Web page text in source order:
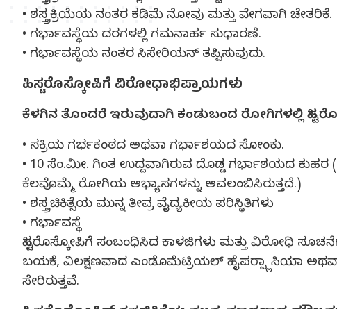
• ಶಸ್ತ್ರಕ್ರಿಯೆಯ ನಂತರ ಕಡಿಮೆ ನೋವು ಮತ್ತು ವೇಗವಾಗಿ ಚೇತರಿಕೆ.
• ಗರ್ಭಾವಸ್ಥೆಯ ದರಗಳಲ್ಲಿ ಗಮನಾರ್ಹ ಸುಧಾರಣೆ.
• ಗರ್ಭಾವಸ್ಥೆಯ ನಂತರ ಸಿಸೇರಿಯನ್ ತಪ್ಪಿಸುವುದು.
ಹಿಸ್ಟರೊಸ್ಕೋಪಿಗೆ ವಿರೋಧಾಭಿಪ್ರಾಯಗಳು
ಕೆಳಗಿನ ತೊಂದರೆ ಇರುವುದಾಗಿ ಕಂಡುಬಂದ ರೋಗಿಗಳಲ್ಲಿ
• ಸಕ್ರಿಯ ಗರ್ಭಕಂಠದ ಅಥವಾ ಗರ್ಭಾಶಯದ ಸೋಂಕು.
• 10 ಸೆಂ.ಮೀ. ಗಿಂತ ಉದ್ದವಾಗಿರುವ ದೊಡ್ಡ ಗರ್ಭಾಶಯದ
ಕೆಲವೊಮ್ಮೆ ರೋಗಿಯ ಅಭ್ಯಾಸಗಳನ್ನು ಅವಲಂಬಿಸಿರುತ್ತದೆ.)
• ಶಸ್ತ್ರಚಿಕಿತ್ಸೆಯ ಮುನ್ನ ತೀವ್ರ ವೈದ್ಯಕೀಯ ಪರಿಸ್ಥಿತಿಗಳು
• ಗರ್ಭಾವಸ್ಥೆ
ಹಿಸ್ಟರೊಸ್ಕೋಪಿಗೆ ಸಂಬಂಧಿಸಿದ ಕಾಳಜಿಗಳು ಮತ್ತು ವಿರೋಧಿ
ಬಯಕೆ, ವಿಲಕ್ಷಣವಾದ ಎಂಡೊಮೆಟ್ರಿಯಲ್ ಹೈಪರ್‍ಪ್ಲಾಸಿಯಾ
ಸೇರಿರುತ್ತವೆ.